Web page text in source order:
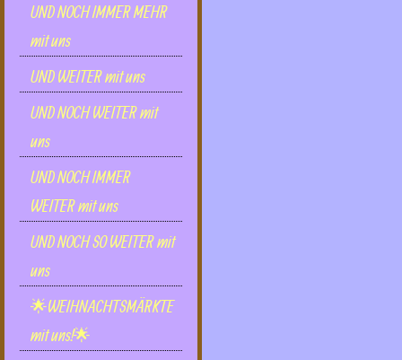
UND NOCH IMMER MEHR
mit uns
UND WEITER mit uns
UND NOCH WEITER mit
uns
UND NOCH IMMER
WEITER mit uns
UND NOCH SO WEITER mit
uns
🌟WEIHNACHTSMÄRKTE
mit uns!🌟